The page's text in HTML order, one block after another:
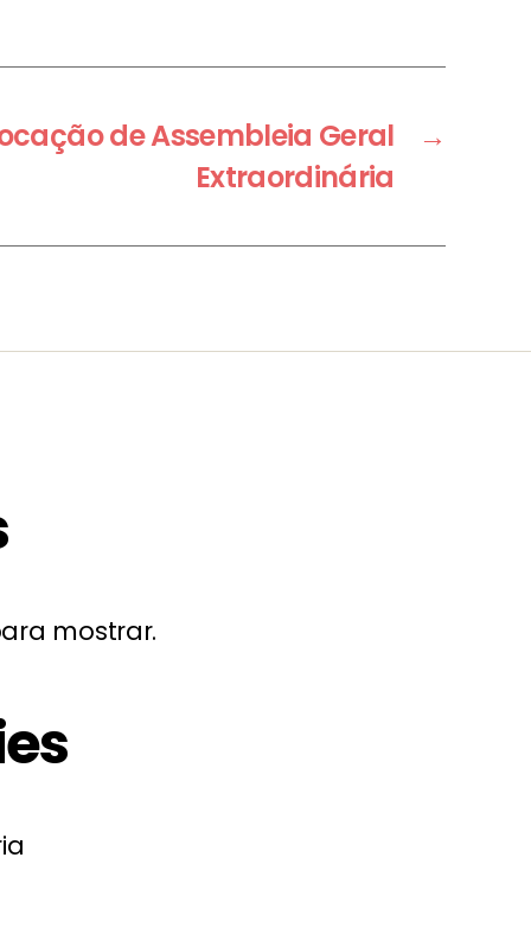
→
de Assembleia Geral
Extraordinária
mostrar.